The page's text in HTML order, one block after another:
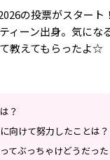
ンニュース
いて
の投票がスタート
ィーン出身。気にな
教えてもらったよ☆
？
向けて努力したことは？
てぶっちゃけどうだった